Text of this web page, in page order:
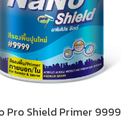
Pro Shield Primer 9999